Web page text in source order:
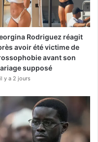
Rodriguez réagit
avoir été victime de
avant son
supposé
il y a 2 jours